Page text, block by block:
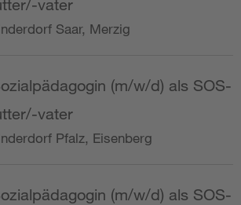
vater
Saar, Merzig
(m/w/d) als SOS-
vater
Pfalz, Eisenberg
(m/w/d) als SOS-